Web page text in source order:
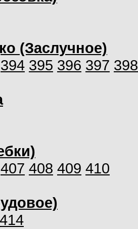
(Заслучное)
394 395 396 397 398
407 408 409 410
414